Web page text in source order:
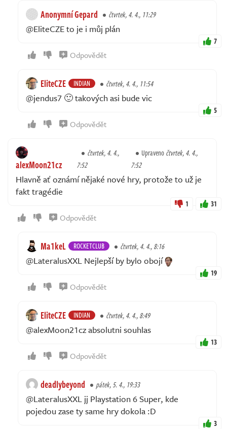
Anonymní Gepard čtvrtek, 4. 4., 11:29
@EliteCZE to je i můj plán
7
Odpovědět
EliteCZE INDIAN čtvrtek, 4. 4., 11:54
@jendus7 🙂 takových asi bude vic
5
Odpovědět
alexMoon21cz
čtvrtek, 4. 4.,
7:52
Upravenočtvrtek, 4. 4.,
7:52
Hlavně ať oznámí nějaké nové hry, protože to už je
fakt tragédie
1 31
Odpovědět
Ma1keL ROCKETCLUB čtvrtek, 4. 4., 8:16
@LateralusXXL Nejlepší by bylo obojí
19
Odpovědět
EliteCZE INDIAN čtvrtek, 4. 4., 8:49
@alexMoon21cz absolutni souhlas
13
Odpovědět
deadlybeyond pátek, 5. 4., 19:33
@LateralusXXL jj Playstation 6 Super, kde
pojedou zase ty same hry dokola :D
3